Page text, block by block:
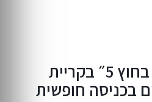
פסטיבל ״יוצאים בחוץ 5״ בקריית
בכניסה חופשית